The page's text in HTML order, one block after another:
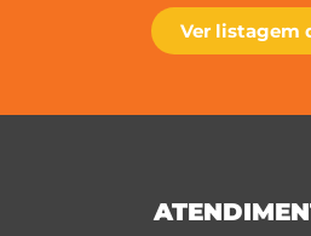
Ver listagem